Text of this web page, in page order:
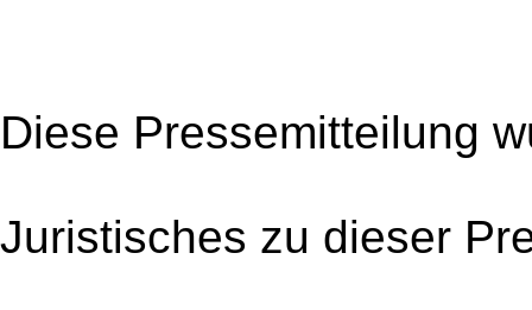
Diese Pressemitteilung
Juristisches zu dieser